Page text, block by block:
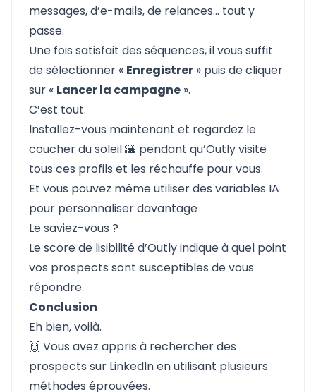
messages, d’e-mails, de relances… tout y
passe.
Une fois satisfait des séquences, il vous suffit
de sélectionner « Enregistrer » puis de cliquer
sur « Lancer la campagne ».
C’est tout.
Installez-vous maintenant et regardez le
coucher du soleil 🌇 pendant qu’Outlyvisite
tous ces profils et les réchauffe pour vous.
Et vous pouvez même utiliser des variables IA
pour personnaliser davantage
Le saviez-vous ?
Le score de lisibilité d’Outly indique à quel point
vos prospects sont susceptibles de vous
répondre.
Conclusion
Eh bien, voilà.
🙌 Vous avez appris à rechercher des
prospects sur LinkedIn en utilisant plusieurs
méthodes éprouvées.